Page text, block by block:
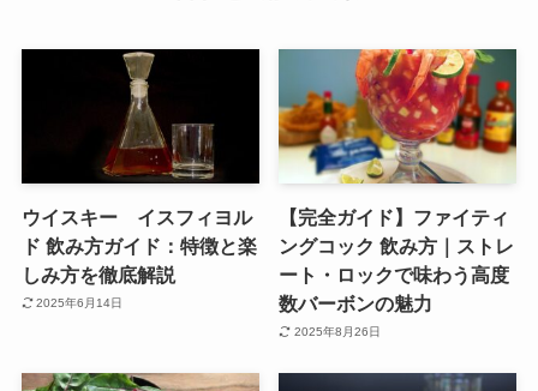
ウイスキー イスフィヨル
ド 飲み方ガイド：特徴と楽
しみ方を徹底解説
2025年6月14日
【完全ガイド】ファイティ
ングコック 飲み方｜ストレ
ート・ロックで味わう高度
数バーボンの魅力
2025年8月26日